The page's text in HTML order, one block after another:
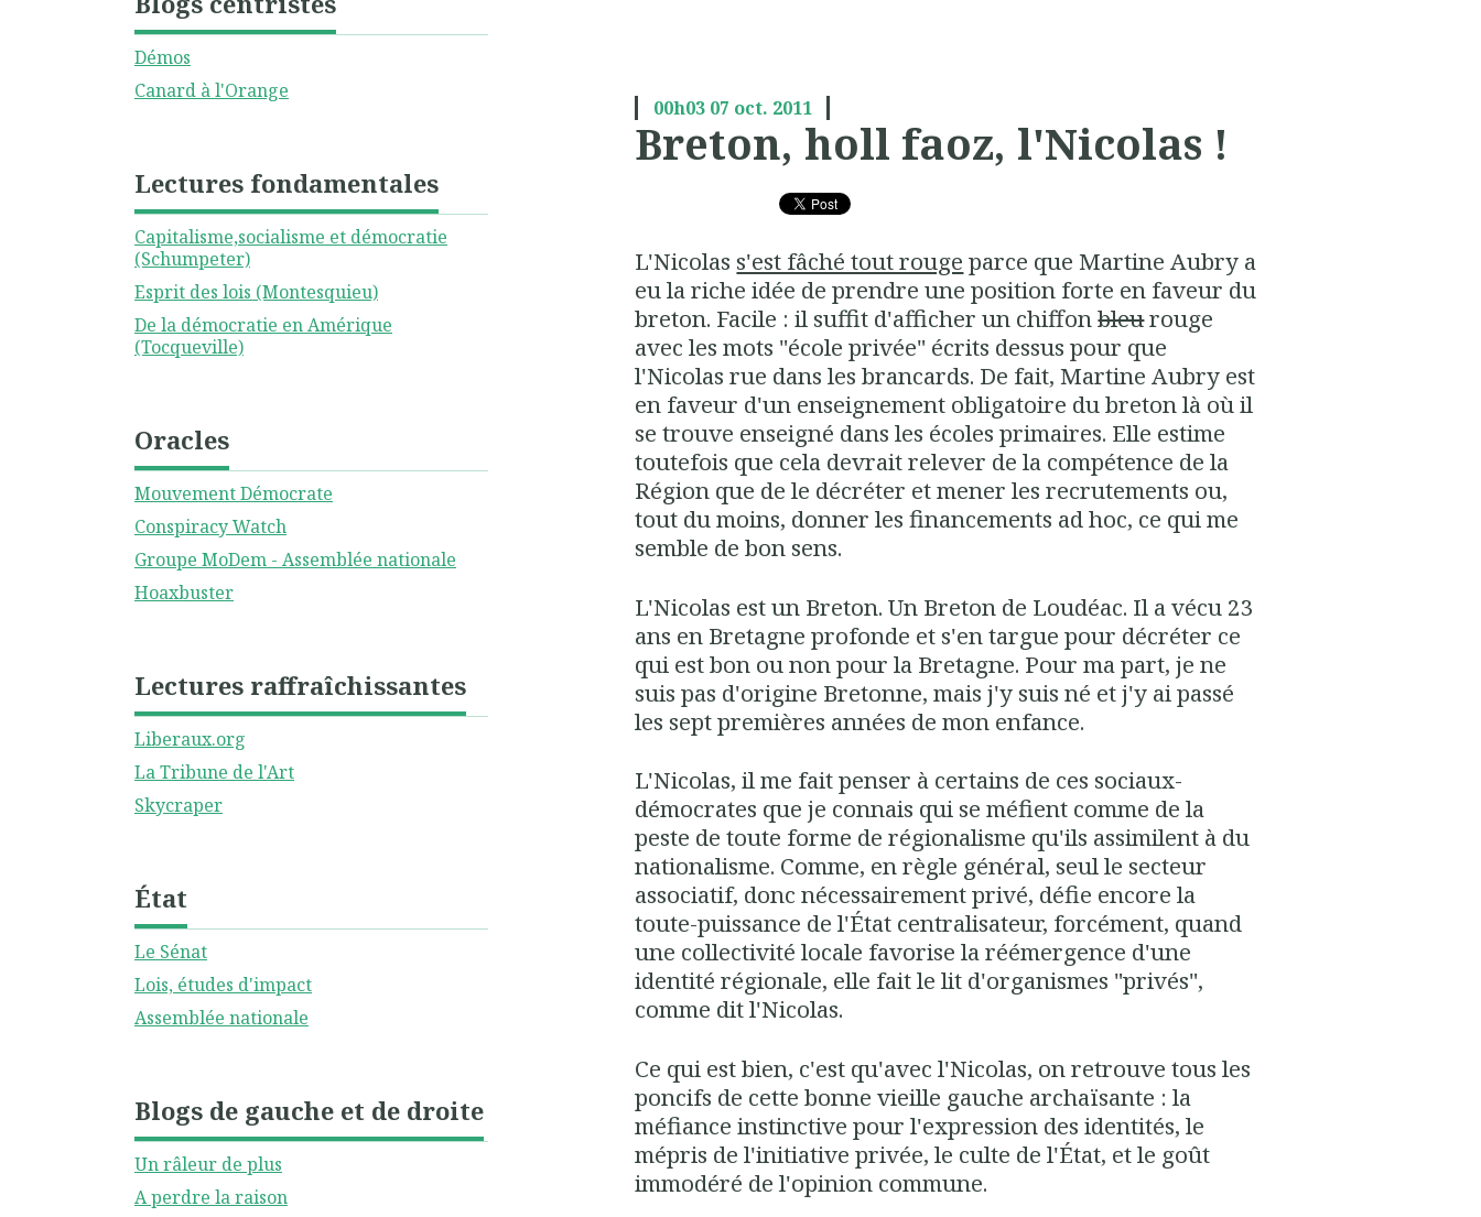
Démos
Canard à l'Orange
Lectures fondamentales
Capitalisme,socialisme et démocratie
(Schumpeter)
Esprit des lois (Montesquieu)
De la démocratie en Amérique
(Tocqueville)
Oracles
Mouvement Démocrate
Conspiracy Watch
Groupe MoDem - Assemblée nationale
Hoaxbuster
Lectures raffraîchissantes
Liberaux.org
La Tribune de l'Art
Skycraper
État
Le Sénat
Lois, études d'impact
Assemblée nationale
Blogs de gauche et de droite
Un râleur de plus
A perdre la raison
00h03 07 oct. 2011
Breton, holl faoz, l'Nicolas !
L'Nicolass'est fâché tout rouge parce que Martine Aubry a
eu la riche idée de prendre une position forte en faveur du
breton. Facile : il suffit d'afficher un chiffonbleurouge
avec les mots "école privée" écrits dessus pour que
l'Nicolas rue dans les brancards. De fait, Martine Aubry est
en faveur d'un enseignement obligatoire du breton là où il
se trouve enseigné dans les écoles primaires. Elle estime
toutefois que cela devrait relever de la compétence de la
Région que de le décréter et mener les recrutements ou,
tout du moins, donner les financements ad hoc, ce qui me
semble de bon sens.
L'Nicolas est un Breton. Un Breton de Loudéac. Il a vécu 23
ans en Bretagne profonde et s'en targue pour décréter ce
qui est bon ou non pour la Bretagne. Pour ma part, je ne
suis pas d'origine Bretonne, mais j'y suis né et j'y ai passé
les sept premières années de mon enfance.
L'Nicolas, il me fait penser à certains de ces sociaux-
démocrates que je connais qui se méfient comme de la
peste de toute forme de régionalisme qu'ils assimilent à du
nationalisme. Comme, en règle général, seul le secteur
associatif, donc nécessairement privé, défie encore la
toute-puissance de l'État centralisateur, forcément, quand
une collectivité locale favorise la réémergence d'une
identité régionale, elle fait le lit d'organismes "privés",
comme dit l'Nicolas.
Ce qui est bien, c'est qu'avec l'Nicolas, on retrouve tous les
poncifs de cette bonne vieille gauche archaïsante : la
méfiance instinctive pour l'expression des identités, le
mépris de l'initiative privée, le culte de l'État, et le goût
immodéré de l'opinion commune.